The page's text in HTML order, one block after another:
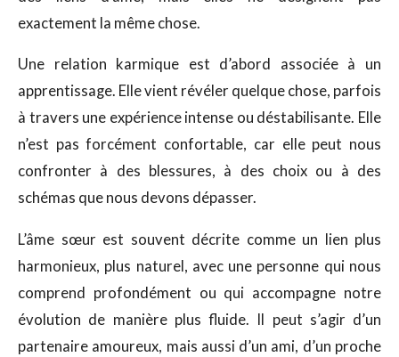
exactement la même chose.
Une relation karmique est d’abord associée à un
apprentissage. Elle vient révéler quelque chose, parfois
à travers une expérience intense ou déstabilisante. Elle
n’est pas forcément confortable, car elle peut nous
confronter à des blessures, à des choix ou à des
schémas que nous devons dépasser.
L’âme sœur est souvent décrite comme un lien plus
harmonieux, plus naturel, avec une personne qui nous
comprend profondément ou qui accompagne notre
évolution de manière plus fluide. Il peut s’agir d’un
partenaire amoureux, mais aussi d’un ami, d’un proche